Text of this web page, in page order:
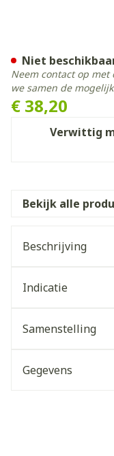
€ 38,20
Verwittig
Niet
Neem contact op
we samen de
Bekijk alle
Beschrijving
Indicatie
Samenstelling
Gegevens